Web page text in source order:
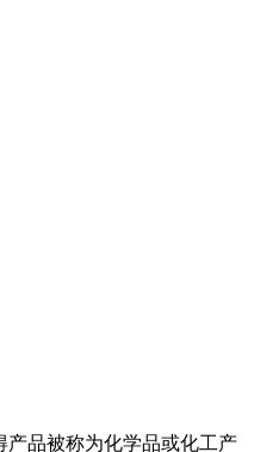
产品被称为化学品或化工产